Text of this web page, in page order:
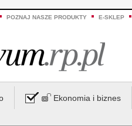
POZNAJ NASZE PRODUKTY E-SKLEP
Ekonomia i biznes